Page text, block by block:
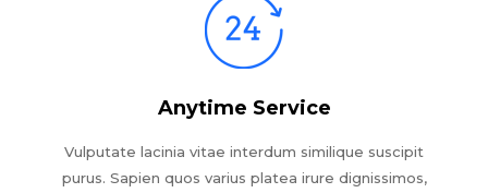
Anytime Service
Vulputate lacinia vitae interdum similique suscipit
purus. Sapien quos varius platea irure dignissimos,